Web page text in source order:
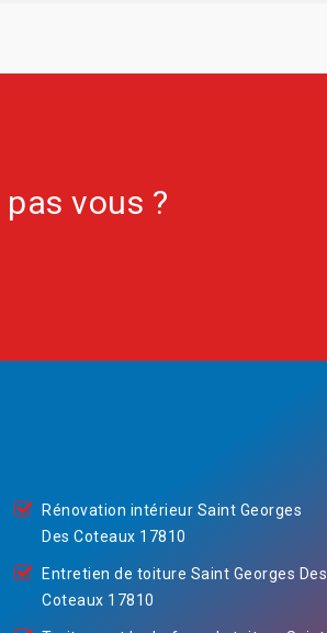
vous ?
Rénovation intérieur Saint Georges
Des Coteaux 17810
Entretien de toiture Saint Georges Des
Coteaux 17810